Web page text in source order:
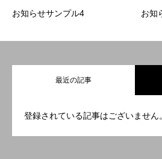
会社TOP
お知らせサンプル4 お知
最近の記事
登録されている記事はございません。